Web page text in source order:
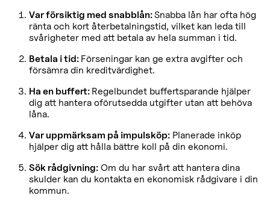
Var försiktig med snabblån:Snabba lån har ofta hög
ränta och kort återbetalningstid, vilket kan leda till
svårigheter med att betala av hela summan i tid.
Betala i tid: Förseningar kan ge extra avgifter och
försämra din kreditvärdighet.
Ha en buffert: Regelbundet buffertsparande hjälper
dig att hantera oförutsedda utgifter utan att behöva
låna.
Var uppmärksam på impulsköp: Planerade inköp
hjälper dig att hålla bättre koll på din ekonomi.
Sök rådgivning: Om du har svårt att hantera dina
skulder kan du kontakta en ekonomisk rådgivare i din
kommun.